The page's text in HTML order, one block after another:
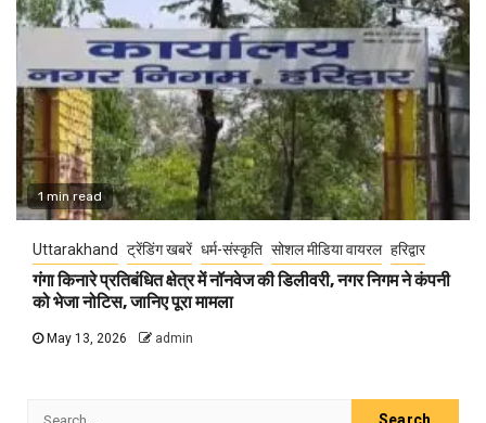
1 min read
Uttarakhand ट्रेंडिंग खबरें धर्म-संस्कृति सोशल मीडिया वायरल हरिद्वार
गंगा किनारे प्रतिबंधित क्षेत्र में नॉनवेज की डिलीवरी, नगर निगम ने कंपनी
को भेजा नोटिस, जानिए पूरा मामला
May 13, 2026 admin
Search